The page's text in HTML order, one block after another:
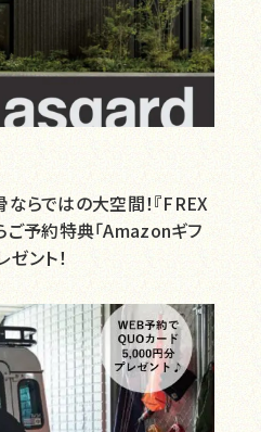
らではの大空間！『FREX
ご予約特典「Amazonギフ
ント！